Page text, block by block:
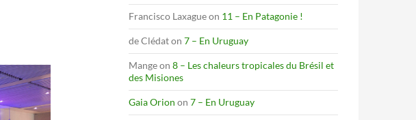
Francisco Laxagueon 11 – En Patagonie !
de Clédaton 7 – En Uruguay
Mangeon 8 – Les chaleurs tropicales du Brésil et
des Misiones
Gaia Orion on 7 – En Uruguay